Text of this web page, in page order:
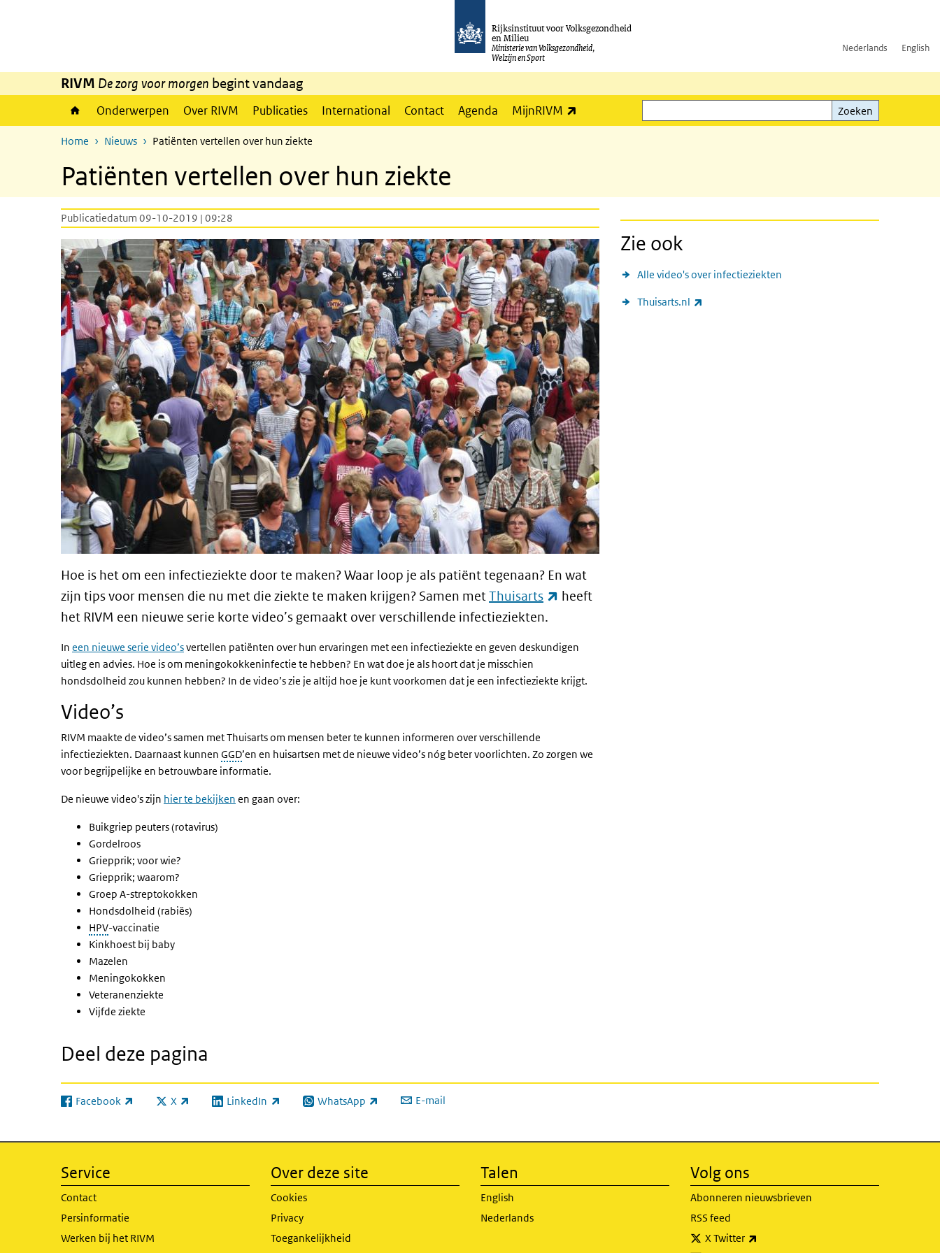
Rijksinstituut voor Volksgezondheid
en Milieu
Ministerie van Volksgezondheid,
Welzijn en Sport
Nederlands English
RIVM De zorg voor morgen begint vandaag
Onderwerpen Over RIVM Publicaties International Contact Agenda MijnRIVM
Zoeken
Zoeken
Home Nieuws Patiënten vertellen over hun ziekte
Patiënten vertellen over hun ziekte
Publicatiedatum 09-10-2019 | 09:28
Hoe is het om een infectieziekte door te maken? Waar loop je als patiënt tegenaan? En wat
zijn tips voor mensen die nu met die ziekte te maken krijgen? Samen metThuisarts (externe link)
heeft
het RIVM een nieuwe serie korte video’s gemaakt over verschillende infectieziekten.
In een nieuwe serie video’svertellen patiënten over hun ervaringen met een infectieziekte en geven deskundigen
uitleg en advies. Hoe is om meningokokkeninfectie te hebben? En wat doe je als hoort dat je misschien
hondsdolheid zou kunnen hebben? In de video’s zie je altijd hoe je kunt voorkomen dat je een infectieziekte krijgt.
Video’s
RIVM maakte de video’s samen met Thuisarts om mensen beter te kunnen informeren over verschillende
infectieziekten. Daarnaast kunnen GGD’en en huisartsen met de nieuwe video’s nóg beter voorlichten. Zo zorgen we
voor begrijpelijke en betrouwbare informatie.
De nieuwe video's zijn hier te bekijken en gaan over:
Buikgriep peuters (rotavirus)
Gordelroos
Griepprik; voor wie?
Griepprik; waarom?
Groep A-streptokokken
Hondsdolheid (rabiës)
HPV-vaccinatie
Kinkhoest bij baby
Mazelen
Meningokokken
Veteranenziekte
Vijfde ziekte
Zie ook
Alle video's over infectieziekten
Thuisarts.nl
Deel deze pagina
Facebook
(externe link) X
(externe link) LinkedIn
(externe link) WhatsApp
(externe link) E-mail
Service
Contact
Persinformatie
Werken bij het RIVM
Over deze site
Cookies
Privacy
Toegankelijkheid
Talen
English
Nederlands
Volg ons
Abonneren nieuwsbrieven
RSS feed
X Twitter